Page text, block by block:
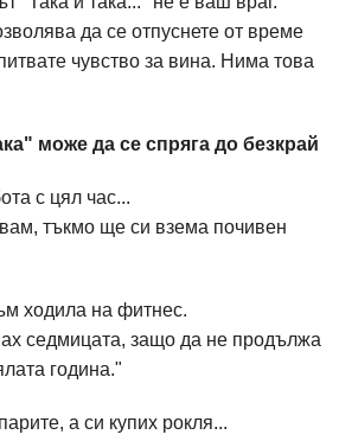
да се отпуснете от време
чувство за вина. Нима това
може да се спряга до безкрай
с цял час...
тъкмо ще си взема почивен
ходила на фитнес.
седмицата, защо да не продължа
година."
а си купих рокля...